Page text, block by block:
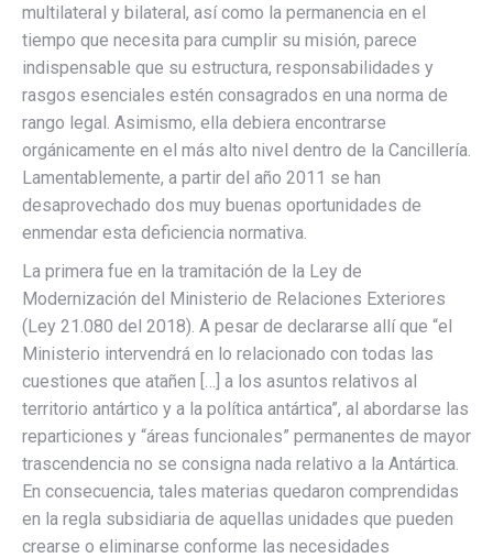
multilateral y bilateral, así como la permanencia en el
tiempo que necesita para cumplir su misión, parece
indispensable que su estructura, responsabilidades y
rasgos esenciales estén consagrados en una norma de
rango legal. Asimismo, ella debiera encontrarse
orgánicamente en el más alto nivel dentro de la Cancillería.
Lamentablemente, a partir del año 2011 se han
desaprovechado dos muy buenas oportunidades de
enmendar esta deficiencia normativa.
La primera fue en la tramitación de la Ley de
Modernización del Ministerio de Relaciones Exteriores
(Ley 21.080 del 2018). A pesar de declararse allí que “el
Ministerio intervendrá en lo relacionado con todas las
cuestiones que atañen […] a los asuntos relativos al
territorio antártico y a la política antártica”, al abordarse las
reparticiones y “áreas funcionales” permanentes de mayor
trascendencia no se consigna nada relativo a la Antártica.
En consecuencia, tales materias quedaron comprendidas
en la regla subsidiaria de aquellas unidades que pueden
crearse o eliminarse conforme las necesidades